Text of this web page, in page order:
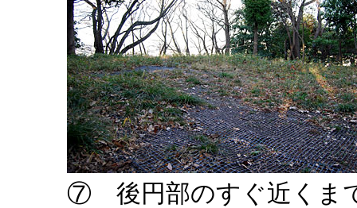
⑦ 後円部のすぐ近くま